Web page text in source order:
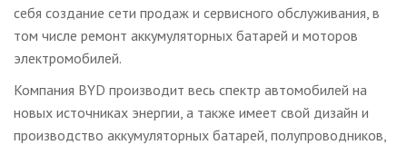
себя создание сети продаж и сервисного обслуживания, в
том числе ремонт аккумуляторных батарей и моторов
электромобилей.
Компания BYD производит весь спектр автомобилей на
новых источниках энергии, а также имеет свой дизайн и
производство аккумуляторных батарей, полупроводников,